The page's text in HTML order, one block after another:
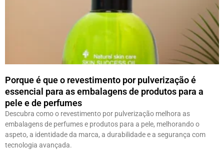
Porque é que o revestimento por pulverização é
essencial para as embalagens de produtos para a
pele e de perfumes
Descubra como o revestimento por pulverização melhora as
embalagens de perfumes e produtos para a pele, melhorando o
aspeto, a identidade da marca, a durabilidade e a segurança com
tecnologia avançada.